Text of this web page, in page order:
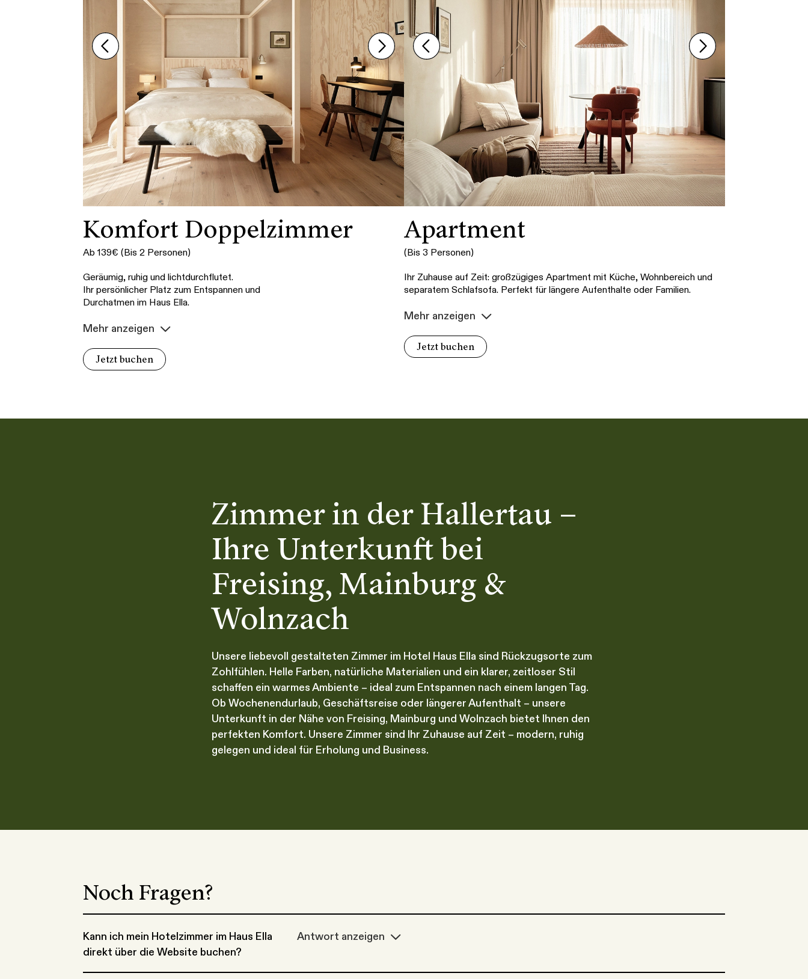
Komfort Doppelzimmer
Ab 139€ (Bis 2 Personen)
Geräumig, ruhig und lichtdurchflutet.
Ihr persönlicher Platz zum Entspannen und
Durchatmen im Haus Ella.
Mehr anzeigen
Jetzt buchen
Apartment
(Bis 3 Personen)
Ihr Zuhause auf Zeit: großzügiges Apartment mit Küche, Wohnbereich und
separatem Schlafsofa. Perfekt für längere Aufenthalte oder Familien.
Mehr anzeigen
Jetzt buchen
Zimmer in der Hallertau –
Ihre Unterkunft bei
Freising, Mainburg &
Wolnzach
Unsere liebevoll gestalteten Zimmer im Hotel Haus Ella sind Rückzugsorte zum
Zohlfühlen. Helle Farben, natürliche Materialien und ein klarer, zeitloser Stil
schaffen ein warmes Ambiente – ideal zum Entspannen nach einem langen Tag.
Ob Wochenendurlaub, Geschäftsreise oder längerer Aufenthalt – unsere
Unterkunft in der Nähe von Freising, Mainburg und Wolnzach bietet Ihnen den
perfekten Komfort. Unsere Zimmer sind Ihr Zuhause auf Zeit – modern, ruhig
gelegen und ideal für Erholung und Business.
Noch Fragen?
Kann ich mein Hotelzimmer im Haus Ella
direkt über die Website buchen?
Antwort anzeigen